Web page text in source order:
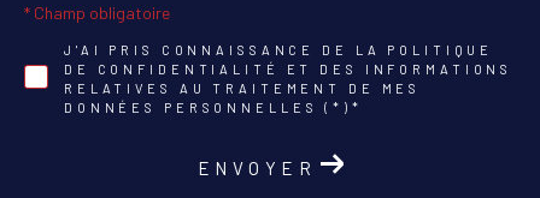
J'AI PRIS CONNAISSANCE DE LA POLITIQUE
DE CONFIDENTIALITÉ ET DES INFORMATIONS
RELATIVES AU TRAITEMENT DE MES
DONNÉES PERSONNELLES (*)*
* Champ obligatoire
ENVOYER